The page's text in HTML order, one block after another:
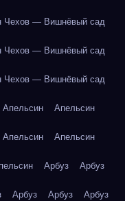
Чехов — Вишнёвый сад
Чехов — Вишнёвый сад
Чехов — Вишнёвый сад
Апельсин Апельсин
Апельсин Апельсин
Арбуз Арбуз
Арбуз Арбуз Арбуз